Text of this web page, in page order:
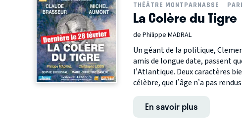
THÉÂTRE MONTPARNASSE
La Colère du Tigre
de Philippe MADRAL
Un géant de la politique,
amis de longue date, passent
l’Atlantique. Deux caractères
célèbre, que l’âge n’a pas
En savoir plus